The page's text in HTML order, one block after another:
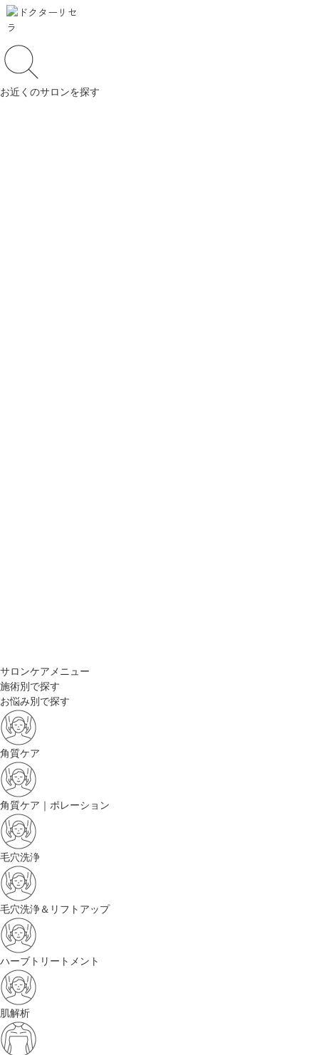
お近くのサロンを探す
サロンケアメニュー
施術別で探す
お悩み別で探す
角質ケア
角質ケア｜ポレーション
毛穴洗浄
毛穴洗浄＆リフトアップ
ハーブトリートメント
肌解析